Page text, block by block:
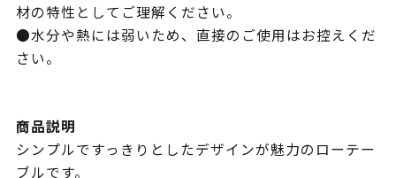
材の特性としてご理解ください。
●水分や熱には弱いため、直接のご使用はお控えくだ
さい。
商品説明
シンプルですっきりとしたデザインが魅力のローテー
ブルです。